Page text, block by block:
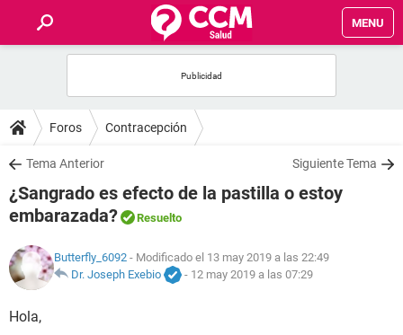
MENU
FOROS
SALUD
FAMILIA
NUTRICIÓN
Foros Contracepción
Tema Anterior Siguiente Tema
¿Sangrado es efecto de la pastilla o estoy
embarazada?
Resuelto
Butterfly_6092 - Modificado el 13 may 2019 a las 22:49
Dr. Joseph Exebio
- 12 may 2019 a las 07:29
Hola,